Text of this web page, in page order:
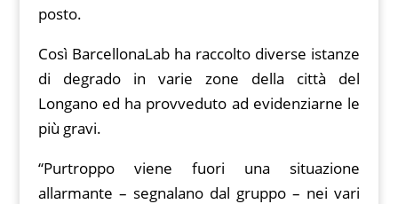
posto.
Così BarcellonaLab ha raccolto diverse istanze
di degrado in varie zone della città del
Longano ed ha provveduto ad evidenziarne le
più gravi.
“Purtroppo viene fuori una situazione
allarmante – segnalano dal gruppo – nei vari